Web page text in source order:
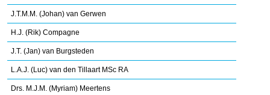
J.T.M.M. (Johan) van Gerwen
H.J. (Rik) Compagne
J.T. (Jan) van Burgsteden
L.A.J. (Luc) van den Tillaart MSc RA
Drs. M.J.M. (Myriam) Meertens